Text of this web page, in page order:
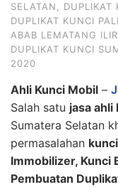
SELATAN, DUPLIKAT
DUPLIKAT KUNCI
ABAB LEMATANG ILIR
DUPLIKAT KUNCI
2020
Ahli Kunci Mobil –
Salah satu jasa
Sumatera Selatan
permasalahan
Immobilizer, Kunci
Pembuatan